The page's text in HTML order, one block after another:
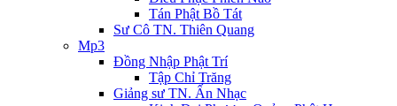
Tán Phật Bồ Tát
Sư Cô TN. Thiên Quang
Mp3
Đồng Nhập Phật Trí
Tập Chỉ Trăng
Giảng sư TN. Ấn Nhạc